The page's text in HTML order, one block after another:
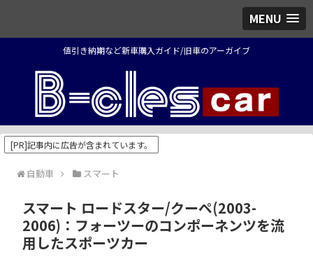
MENU
値引き納期など新車購入ガイド/旧車のアーガイブ
[PR]記事内に広告が含まれています。
自動車 スマート
スマート ロードスター/クーペ(2003-
2006)：フォーツーのコンポーネンツを流
用したスポーツカー